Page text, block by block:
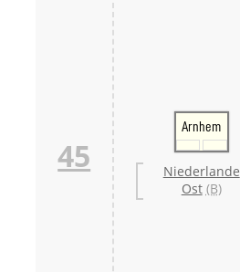
45
Arnhem
Niederlande
Ost (B)